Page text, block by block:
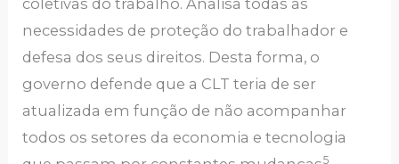
coletivas do trabalho. Analisa todas as
necessidades de proteção do trabalhador e
defesa dos seus direitos. Desta forma, o
governo defende que a CLT teria de ser
atualizada em função de não acompanhar
todos os setores da economia e tecnologia
5